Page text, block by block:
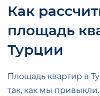
Как
площадь
Турции
Площадь квартир в
так, как мы